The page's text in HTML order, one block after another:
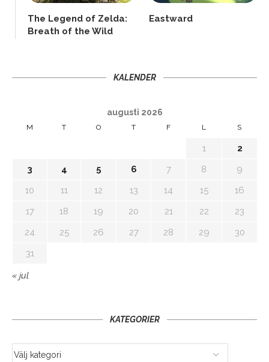
The Legend of Zelda:
Breath of the Wild
Eastward
KALENDER
augusti 2026
M T O T F L S
1
2
3
4 5 6 7 8
9
10
11 12 13 14 15
16
17
18 19 20 21 22
23
24
25 26 27 28 29
30
31
« jul
KATEGORIER